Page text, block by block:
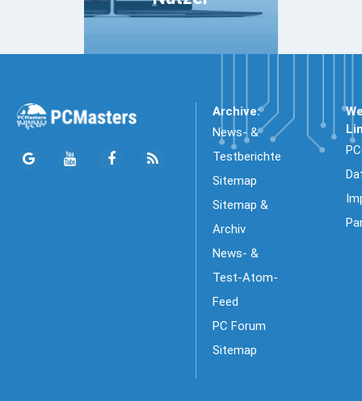
Archive:
News- &
Testberichte
Sitemap
Sitemap &
Archiv
News- &
Test-Atom-
Feed
PC Forum
Sitemap